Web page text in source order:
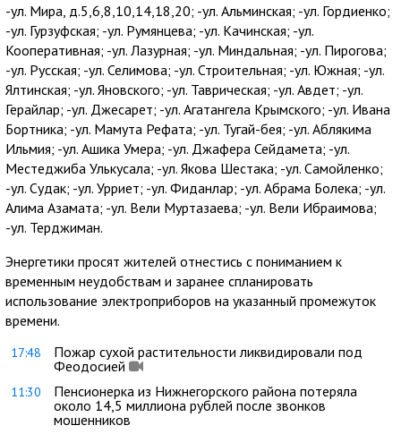
-ул. Мира, д.5,6,8,10,14,18,20; -ул. Альминская; -ул. Гордиенко;
-ул. Гурзуфская; -ул. Румянцева; -ул. Качинская; -ул.
Кооперативная; -ул. Лазурная; -ул. Миндальная; -ул. Пирогова;
-ул. Русская; -ул. Селимова; -ул. Строительная; -ул. Южная; -ул.
Ялтинская; -ул. Яновского; -ул. Таврическая; -ул. Авдет; -ул.
Герайлар; -ул. Джесарет; -ул. Агатангела Крымского; -ул. Ивана
Бортника; -ул. Мамута Рефата; -ул. Тугай-бея; -ул. Аблякима
Ильмия; -ул. Ашика Умера; -ул. Джафера Сейдамета; -ул.
Местеджиба Улькусала; -ул. Якова Шестака; -ул. Самойленко;
-ул. Судак; -ул. Урриет; -ул. Фиданлар; -ул. Абрама Болека; -ул.
Алима Азамата; -ул. Вели Муртазаева; -ул. Вели Ибраимова;
-ул. Терджиман.
Энергетики просят жителей отнестись с пониманием к
временным неудобствам и заранее спланировать
использование электроприборов на указанный промежуток
времени.
17:48
Пожар сухой растительности ликвидировали под
Феодосией
11:30
Пенсионерка из Нижнегорского района потеряла
около 14,5 миллиона рублей после звонков
мошенников